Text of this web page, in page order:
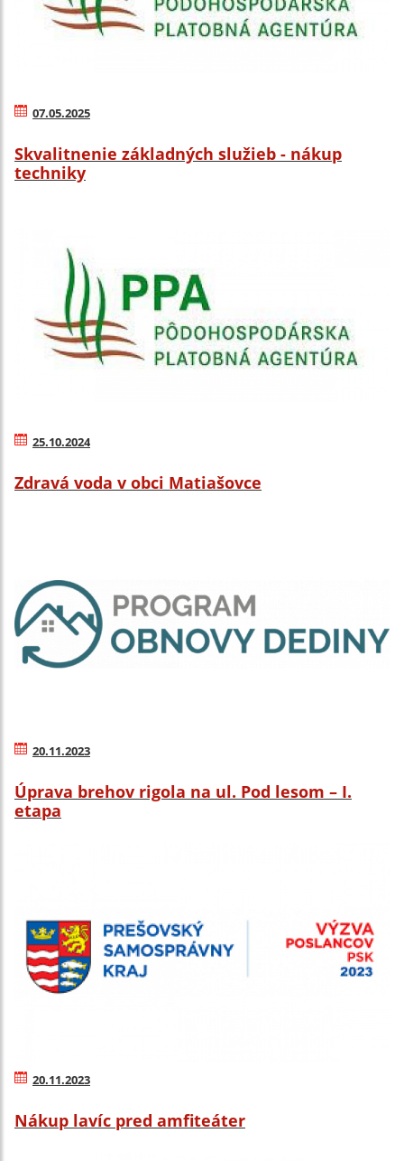
07.05.2025
Skvalitnenie základných služieb - nákup
techniky
25.10.2024
Zdravá voda v obci Matiašovce
20.11.2023
Úprava brehov rigola na ul. Pod lesom – I.
etapa
20.11.2023
Nákup lavíc pred amfiteáter